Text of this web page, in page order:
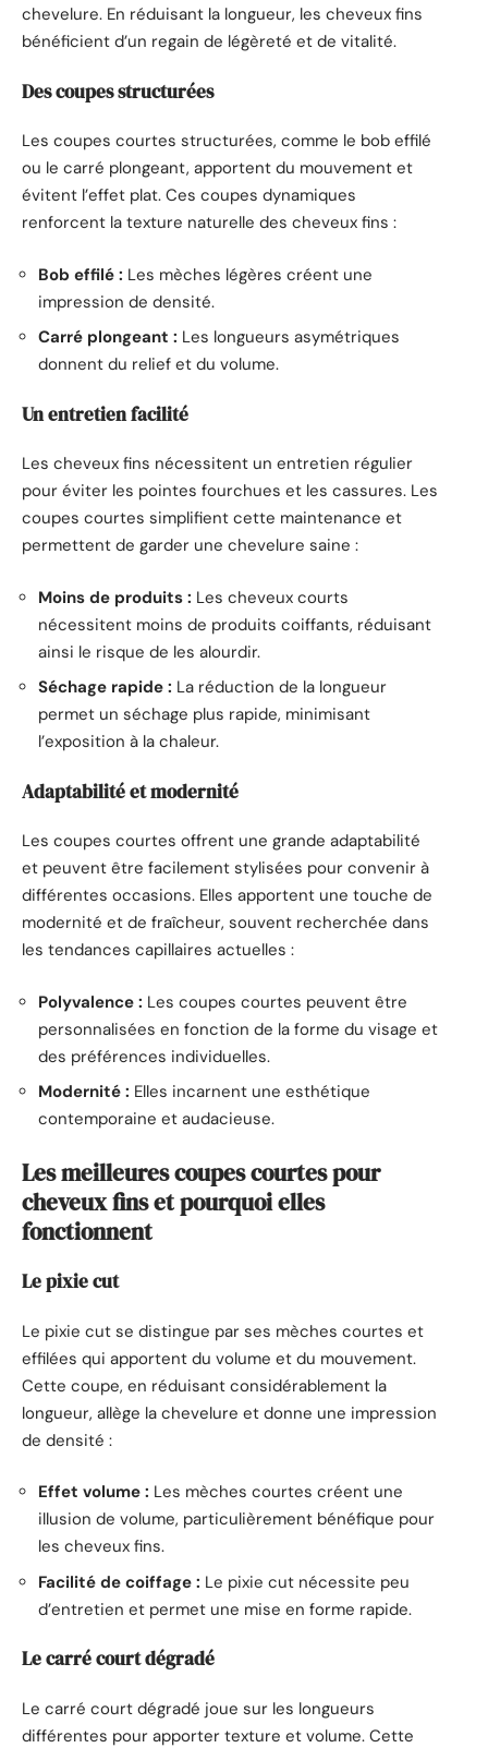
chevelure. En réduisant la longueur, les cheveux fins
bénéficient d’un regain de légèreté et de vitalité.
Des coupes structurées
Les coupes courtes structurées, comme le bob effilé
ou le carré plongeant, apportent du mouvement et
évitent l’effet plat. Ces coupes dynamiques
renforcent la texture naturelle des cheveux fins :
Bob effilé : Les mèches légères créent une
impression de densité.
Carré plongeant : Les longueurs asymétriques
donnent du relief et du volume.
Un entretien facilité
Les cheveux fins nécessitent un entretien régulier
pour éviter les pointes fourchues et les cassures. Les
coupes courtes simplifient cette maintenance et
permettent de garder une chevelure saine :
Moins de produits : Les cheveux courts
nécessitent moins de produits coiffants, réduisant
ainsi le risque de les alourdir.
Séchage rapide : La réduction de la longueur
permet un séchage plus rapide, minimisant
l’exposition à la chaleur.
Adaptabilité et modernité
Les coupes courtes offrent une grande adaptabilité
et peuvent être facilement stylisées pour convenir à
différentes occasions. Elles apportent une touche de
modernité et de fraîcheur, souvent recherchée dans
les tendances capillaires actuelles :
Polyvalence : Les coupes courtes peuvent être
personnalisées en fonction de la forme du visage et
des préférences individuelles.
Modernité : Elles incarnent une esthétique
contemporaine et audacieuse.
Les meilleures coupes courtes pour
cheveux fins et pourquoi elles
fonctionnent
Le pixie cut
Le pixie cut se distingue par ses mèches courtes et
effilées qui apportent du volume et du mouvement.
Cette coupe, en réduisant considérablement la
longueur, allège la chevelure et donne une impression
de densité :
Effet volume : Les mèches courtes créent une
illusion de volume, particulièrement bénéfique pour
les cheveux fins.
Facilité de coiffage : Le pixie cut nécessite peu
d’entretien et permet une mise en forme rapide.
Le carré court dégradé
Le carré court dégradé joue sur les longueurs
différentes pour apporter texture et volume. Cette